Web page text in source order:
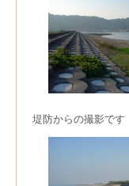
堤防からの撮影です